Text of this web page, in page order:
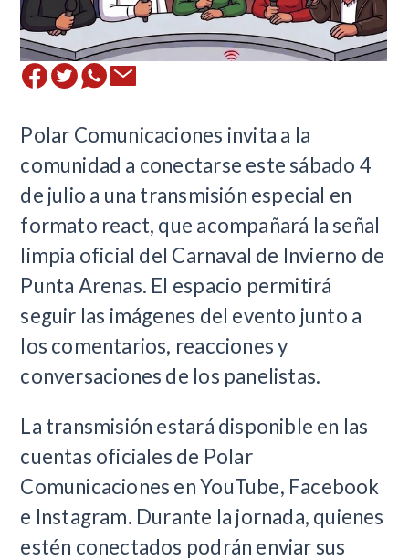
Polar Comunicaciones invita a la
comunidad a conectarse este sábado 4
de julio a una transmisión especial en
formato react, que acompañará la señal
limpia oficial del Carnaval de Invierno de
Punta Arenas. El espacio permitirá
seguir las imágenes del evento junto a
los comentarios, reacciones y
conversaciones de los panelistas.
La transmisión estará disponible en las
cuentas oficiales de Polar
Comunicaciones en YouTube, Facebook
e Instagram. Durante la jornada, quienes
estén conectados podrán enviar sus